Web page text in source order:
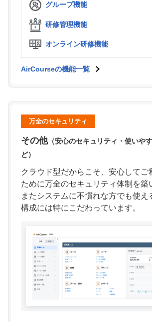
グループ機能
研修管理機能
オンライン研修機能
AirCourseの機能一覧
万全のセキュリティ
その他（安心のセキュリティ・使いや
ど）
クラウド型だからこそ、安心してご
ために万全のセキュリティ体制を築
またシステムに不慣れな方でも使え
構成には特にこだわっています。